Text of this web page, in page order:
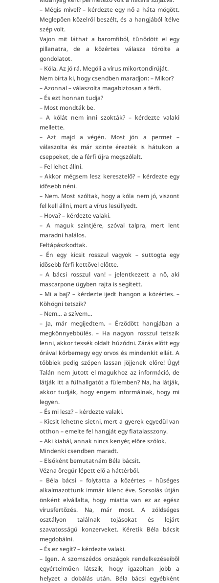
– Mégis mivel? – kérdezte egy nő a háta mögött.
Meglepően közelről beszélt, és a hangjából ítélve
szép volt.
Vajon mit láthat a baromfiból, tűnődött el egy
pillanatra, de a közértes válasza törölte a
gondolatot.
– Kóla. Az jó rá. Megöli a vírus mikortondirúját.
Nem bírta ki, hogy csendben maradjon: – Mikor?
– Azonnal – válaszolta magabiztosan a férfi.
– És ezt honnan tudja?
– Most mondták be.
– A kólát nem inni szokták? – kérdezte valaki
mellette.
– Azt majd a végén. Most jön a permet –
válaszolta és már szinte érezték is hátukon a
cseppeket, de a férfi újra megszólalt.
– Fel lehet állni.
– Akkor mégsem lesz keresztelő? – kérdezte egy
idősebb néni.
– Nem. Most szóltak, hogy a kóla nem jó, viszont
fel kell állni, mert a vírus lesüllyedt.
– Hova? – kérdezte valaki.
– A maguk szintjére, szóval talpra, mert lent
maradni halálos.
Feltápászkodtak.
– Én egy kicsit rosszul vagyok – suttogta egy
idősebb férfi kettővel előtte.
– A bácsi rosszul van! – jelentkezett a nő, aki
mascarpone ügyben rajta is segített.
– Mi a baj? – kérdezte ijedt hangon a közértes. –
Köhögni tetszik?
– Nem… a szívem…
– Ja, már megijedtem. – Érződött hangjában a
megkönnyebbülés. – Ha nagyon rosszul tetszik
lenni, akkor tessék oldalt húzódni. Zárás előtt egy
órával körbemegy egy orvos és mindenkit ellát. A
többiek pedig szépen lassan jöjjenek előre! Úgy!
Talán nem jutott el magukhoz az információ, de
látják itt a fülhallgatót a fülemben? Na, ha látják,
akkor tudják, hogy engem informálnak, hogy mi
legyen.
– És mi lesz? – kérdezte valaki.
– Kicsit lehetne sietni, mert a gyerek egyedül van
otthon – emelte fel hangját egy fiatalasszony.
– Aki kiabál, annak nincs kenyér, előre szólok.
Mindenki csendben maradt.
– Elsőként bemutatnám Béla bácsit.
Vézna öregúr lépett elő a háttérből.
– Béla bácsi – folytatta a közértes – hűséges
alkalmazottunk immár kilenc éve. Sorsolás útján
önként elvállalta, hogy miatta van ez az egész
vírusfertőzés. Na, már most. A zöldséges
osztályon találnak tojásokat és lejárt
szavatosságú konzerveket. Kéretik Béla bácsit
megdobálni.
– És ez segít? – kérdezte valaki.
– Igen. A szomszédos országok rendelkezéseiből
egyértelműen látszik, hogy igazoltan jobb a
helyzet a dobálás után. Béla bácsi egyébként